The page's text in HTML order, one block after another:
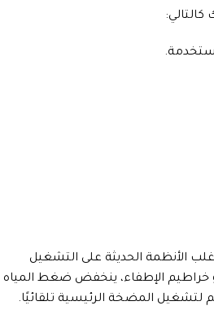
الأنظمة الحديثة على التشغيل
خراطيم الإطفاء، ينخفض ضغط المياه
المضخة الرئيسية تلقائيًا.